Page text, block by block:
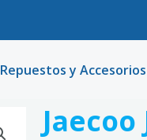
Repuestos y Accesorios
Jaecoo